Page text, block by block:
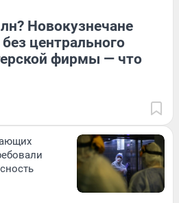
Новокузнечане
центрального
фирмы — что